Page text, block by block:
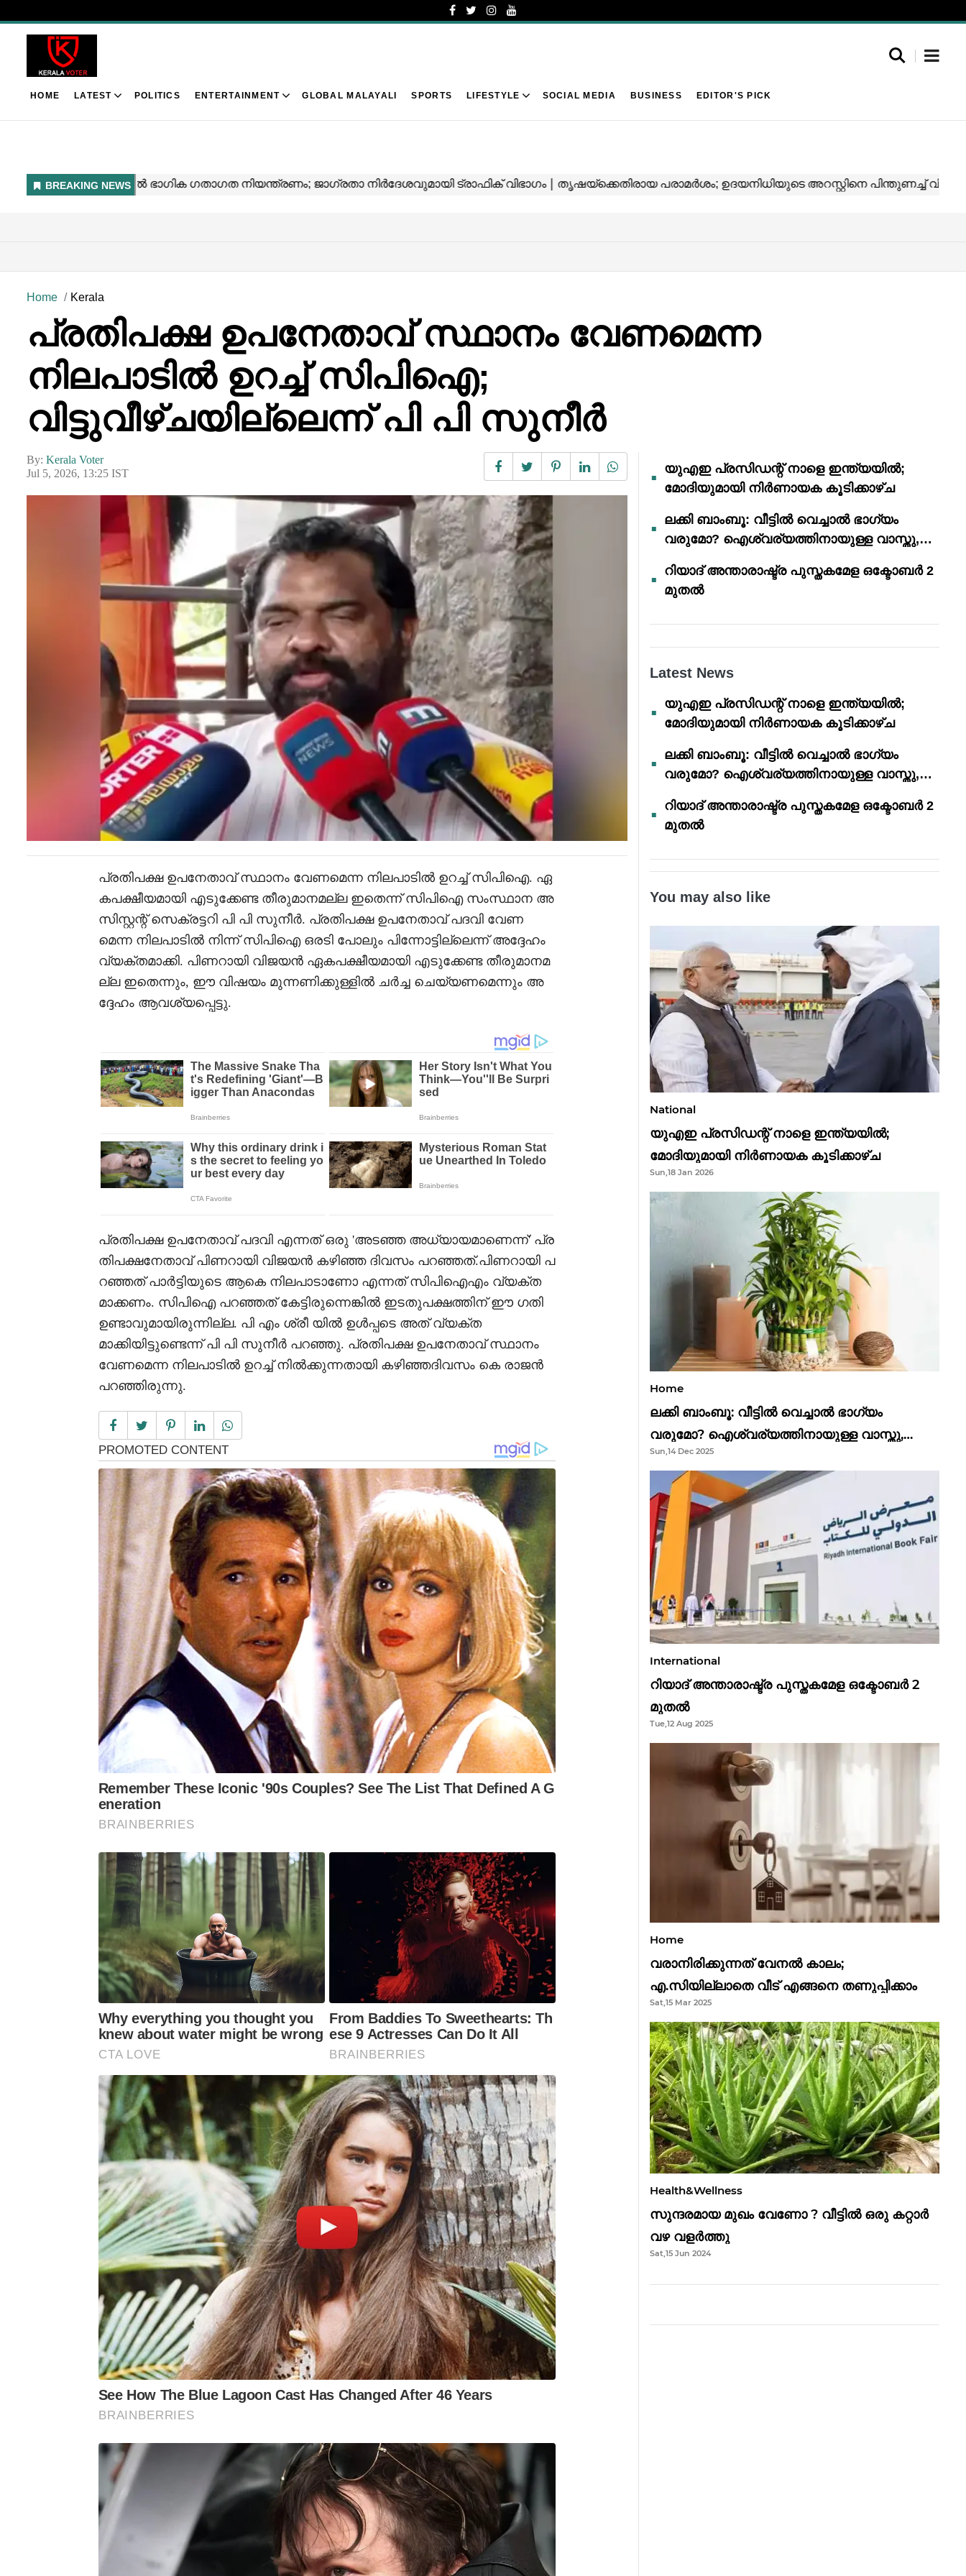
HOME LATEST POLITICS ENTERTAINMENT GLOBAL MALAYALI SPORTS LIFESTYLE SOCIAL MEDIA BUSINESS EDITOR'S PICK
Home Kerala
പ്രതിപക്ഷ ഉപനേതാവ് സ്ഥാനം വേണമെന്ന
നിലപാടിൽ ഉറച്ച് സിപിഐ;
വിട്ടുവീഴ്ചയില്ലെന്ന് പി പി സുനീർ
By: Kerala Voter
Jul 5, 2026, 13:25 IST
പ്രതിപക്ഷ ഉപനേതാവ് സ്ഥാനം വേണമെന്ന നിലപാടിൽ ഉറച്ച് സിപിഐ. ഏ
കപക്ഷീയമായി എടുക്കേണ്ട തീരുമാനമല്ല ഇതെന്ന് സിപിഐ സംസ്ഥാന അ
സിസ്റ്റന്റ് സെക്രട്ടറി പി പി സുനീർ. പ്രതിപക്ഷ ഉപനേതാവ് പദവി വേണ
മെന്ന നിലപാടിൽ നിന്ന് സിപിഐ ഒരടി പോലും പിന്നോട്ടില്ലെന്ന് അദ്ദേഹം
വ്യക്തമാക്കി. പിണറായി വിജയൻ ഏകപക്ഷീയമായി എടുക്കേണ്ട തീരുമാനമ
ല്ല ഇതെന്നും, ഈ വിഷയം മുന്നണിക്കുള്ളിൽ ചർച്ച ചെയ്യണമെന്നും അ
ദ്ദേഹം ആവശ്യപ്പെട്ടു.
പ്രതിപക്ഷ ഉപനേതാവ് പദവി എന്നത് ഒരു 'അടഞ്ഞ അധ്യായമാണെന്ന്' പ്ര
തിപക്ഷനേതാവ് പിണറായി വിജയൻ കഴിഞ്ഞ ദിവസം പറഞ്ഞത്.പിണറായി പ
റഞ്ഞത് പാർട്ടിയുടെ ആകെ നിലപാടാണോ എന്നത് സിപിഐഎം വ്യക്ത
മാക്കണം. സിപിഐ പറഞ്ഞത് കേട്ടിരുന്നെങ്കിൽ ഇടതുപക്ഷത്തിന് ഈ ഗതി
ഉണ്ടാവുമായിരുന്നില്ല. പി എം ശ്രീ യിൽ ഉൾപ്പടെ അത് വ്യക്ത
മാക്കിയിട്ടുണ്ടെന്ന് പി പി സുനീർ പറഞ്ഞു. പ്രതിപക്ഷ ഉപനേതാവ് സ്ഥാനം
വേണമെന്ന നിലപാടിൽ ഉറച്ച് നിൽക്കുന്നതായി കഴിഞ്ഞദിവസം കെ രാജൻ
പറഞ്ഞിരുന്നു.
യുഎഇ പ്രസിഡന്റ് നാളെ ഇന്ത്യയിൽ;
മോദിയുമായി നിർണായക കൂടിക്കാഴ്ച
ലക്കി ബാംബൂ: വീട്ടിൽ വെച്ചാൽ ഭാഗ്യം
വരുമോ? ഐശ്വര്യത്തിനായുള്ള വാസ്തു,
റിയാദ് അന്താരാഷ്ട്ര പുസ്തകമേള ഒക്ടോബർ 2
മുതൽ
Latest News
യുഎഇ പ്രസിഡന്റ് നാളെ ഇന്ത്യയിൽ;
മോദിയുമായി നിർണായക കൂടിക്കാഴ്ച
ലക്കി ബാംബൂ: വീട്ടിൽ വെച്ചാൽ ഭാഗ്യം
വരുമോ? ഐശ്വര്യത്തിനായുള്ള വാസ്തു,
റിയാദ് അന്താരാഷ്ട്ര പുസ്തകമേള ഒക്ടോബർ 2
മുതൽ
You may also like
National
യുഎഇ പ്രസിഡന്റ് നാളെ ഇന്ത്യയിൽ;
മോദിയുമായി നിർണായക കൂടിക്കാഴ്ച
Sun,18 Jan 2026
Home
ലക്കി ബാംബൂ: വീട്ടിൽ വെച്ചാൽ ഭാഗ്യം
വരുമോ? ഐശ്വര്യത്തിനായുള്ള വാസ്തു,
ഫെങ് ഷൂയി വിശ്വാസങ്ങൾ
Sun,14 Dec 2025
International
റിയാദ് അന്താരാഷ്ട്ര പുസ്തകമേള ഒക്ടോബർ 2
മുതൽ
Tue,12 Aug 2025
Home
വരാനിരിക്കുന്നത് വേനൽ കാലം;
എ.സിയില്ലാതെ വീട് എങ്ങനെ തണുപ്പിക്കാം
Sat,15 Mar 2025
Health&Wellness
സുന്ദരമായ മുഖം വേണോ ? വീട്ടിൽ ഒരു കറ്റാർ
വഴ വളർത്തു
Sat,15 Jun 2024